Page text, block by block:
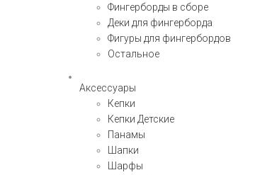
Фингерборды в сборе
Деки для фингерборда
Фигуры для фингербордов
Остальное
Аксессуары
Кепки
Кепки Детские
Панамы
Шапки
Шарфы